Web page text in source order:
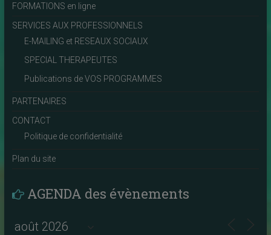
FORMATIONS en ligne
SERVICES AUX PROFESSIONNELS
E-MAILING et RESEAUX SOCIAUX
SPECIAL THERAPEUTES
Publications de VOS PROGRAMMES
PARTENAIRES
CONTACT
Politique de confidentialité
Plan du site
AGENDA des évènements